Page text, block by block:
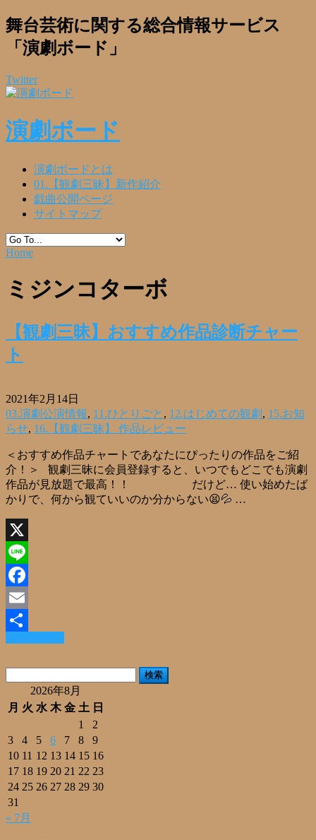
舞台芸術に関する総合情報サービス
「演劇ボード」
Twitter
演劇ボード
演劇ボードとは
01.【観劇三昧】新作紹介
戯曲公開ページ
サイトマップ
Home
ミジンコターボ
【観劇三昧】おすすめ作品診断チャー
ト
2021年2月14日
03.演劇公演情報, 11.ひとりごと , 12.はじめての観劇 , 15.お知
らせ, 16.【観劇三昧】 作品レビュー
＜おすすめ作品チャートであなたにぴったりの作品をご紹
介！＞ 観劇三昧に会員登録すると、いつでもどこでも演劇
作品が見放題で最高！！ だけど… 使い始めたば
かりで、何から観ていいのか分からない😫💦 …
X
Line
Facebook
Email
共
有
2026年8月
月 火 水 木 金 土 日
1
2
3
4 5 6 7 8
9
10 11 12 13 14 15 16
17 18 19 20 21 22 23
24 25 26 27 28 29 30
31
« 7月